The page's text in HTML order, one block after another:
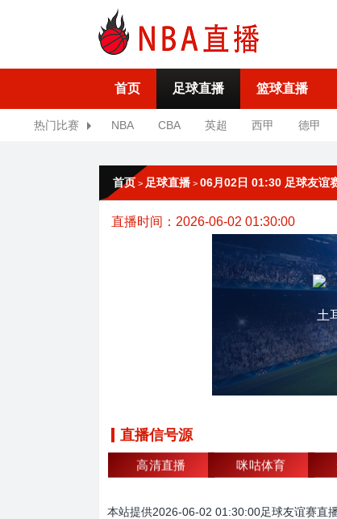
首页 足球直播 篮球直播
热门比赛 NBA CBA 英超 西甲 德甲
首页 > 足球直播 > 06月02日 01:30 足球友谊
直播时间：2026-06-02 01:30:00
土
直播信号源
高清直播 咪咕体育
本站提供2026-06-02 01:30:00足球友谊赛直